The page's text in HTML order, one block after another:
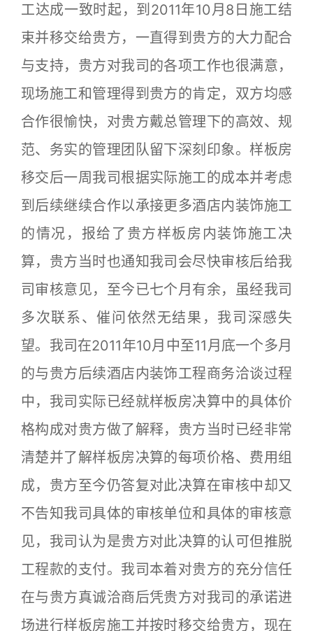
工达成一致时起，到2011年10月8日施工结
束并移交给贵方，一直得到贵方的大力配合
与支持，贵方对我司的各项工作也很满意，
现场施工和管理得到贵方的肯定，双方均感
合作很愉快，对贵方戴总管理下的高效、规
范、务实的管理团队留下深刻印象。样板房
移交后一周我司根据实际施工的成本并考虑
到后续继续合作以承接更多酒店内装饰施工
的情况，报给了贵方样板房内装饰施工决
算，贵方当时也通知我司会尽快审核后给我
司审核意见，至今已七个月有余，虽经我司
多次联系、催问依然无结果，我司深感失
望。我司在2011年10月中至11月底一个多月
的与贵方后续酒店内装饰工程商务洽谈过程
中，我司实际已经就样板房决算中的具体价
格构成对贵方做了解释，贵方当时已经非常
清楚并了解样板房决算的每项价格、费用组
成，贵方至今仍答复对此决算在审核中却又
不告知我司具体的审核单位和具体的审核意
见，我司认为是贵方对此决算的认可但推脱
工程款的支付。我司本着对贵方的充分信任
在与贵方真诚洽商后凭贵方对我司的承诺进
场进行样板房施工并按时移交给贵方，现在